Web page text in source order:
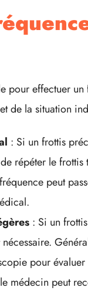
pour effectuer
de la situation
: Si un frottis
répéter le frottis
peut
: Si un
pour évaluer
médecin peut